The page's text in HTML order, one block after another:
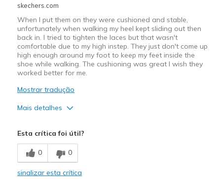
skechers.com
When I put them on they were cushioned and stable,
unfortunately when walking my heel kept sliding out then
back in. I tried to tighten the laces but that wasn't
comfortable due to my high instep. They just don't come up
high enough around my foot to keep my feet inside the
shoe while walking. The cushioning was great I wish they
worked better for me.
Mostrar tradução
Mais detalhes
Sizing
Feels true to size
View On Shoes
Esta crítica foi útil?
0 0
sinalizar esta crítica